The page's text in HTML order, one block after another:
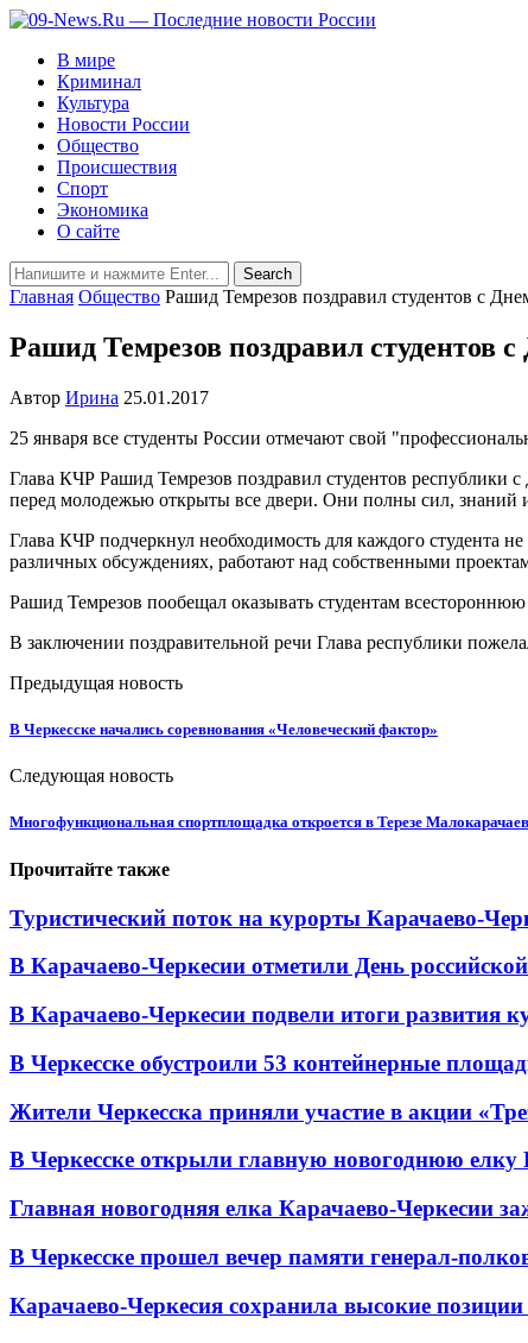
В мире
Криминал
Культура
Новости России
Общество
Происшествия
Спорт
Экономика
О сайте
Главная Общество Рашид Темрезов поздравил студентов с
Рашид Темрезов поздравил студентов с
Автор Ирина 25.01.2017
25 января все студенты России отмечают свой
Глава КЧР Рашид Темрезов поздравил студентов республики
перед молодежью открыты все двери. Они полны сил, знаний
Глава КЧР подчеркнул необходимость для каждого студента
различных обсуждениях, работают над собственными
Рашид Темрезов пообещал оказывать студентам
В заключении поздравительной речи Глава республики
Предыдущая новость
В Черкесске начались соревнования «Человеческий фактор»
Следующая новость
Многофункциональная спортплощадка откроется в Терезе
Прочитайте также
Туристический поток на курорты Карачаево-
В Карачаево-Черкесии отметили День
В Карачаево-Черкесии подвели итоги развития
В Черкесске обустроили 53 контейнерные
Жители Черкесска приняли участие в акции
В Черкесске открыли главную новогоднюю елку
Главная новогодняя елка Карачаево-Черкесии
В Черкесске прошел вечер памяти генерал-
Карачаево-Черкесия сохранила высокие